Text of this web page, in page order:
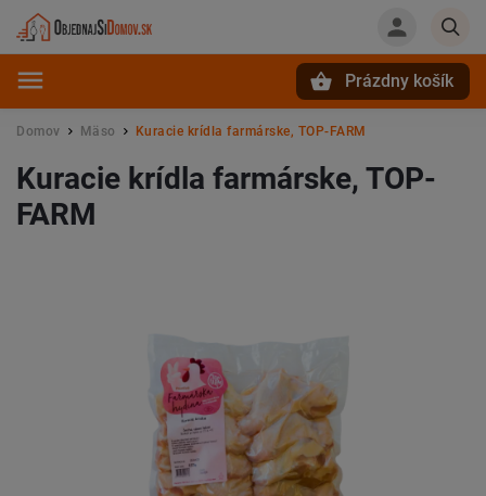
Prázdny košík
Domov / Mäso / Kuracie krídla farmárske, TOP-FARM
Kuracie krídla farmárske, TOP-
FARM